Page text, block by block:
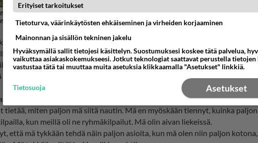
Rönkkönen ottivat mittaa toisistaan kaksintaistelussa Farmilla. Kuva: Alpertti
ison muutoksen arkipäivän rutiineihinsa Farmi Suomi -kuvauksissa.
tuli aikalailla samanlainen Henriikka, mikä mä olen nyt. Mutta se ei ollut
nikkaroinut juurikaan, eikä sahannut, eikä hoitanut niitä eläimiä. Kaikkea
ollaan täällä pihalla tehty, niin en mä ole sellaista ikinä tehnyt.
tietää, miten paljon mä siitä nautin. Mä en myöskään tiennyt, kuinka paljon
kun meillä oli ne ryhmäkilpailut. Mä olin aivan liekeissä.
että mä tykkään tehdä näin paljon asioita, kun mä olen niin paljon kotona,
Erityiset tarkoitukset
Tietoturva, väärinkäytösten ehkäiseminen ja virheiden korjaaminen
Mainonnan ja sisällön tekninen jakelu
Hyväksymällä sallit tietojesi käsittelyn. Suostumuksesi koskee tätä palvelua,
vaikuttaa asiakaskokemukseesi. Jotkut teknologiat saattavat perustella
vastustaa tätä tai muuttaa muita asetuksia klikkaamalla "Asetukset" linkkiä.
Asetukset
Tietosuoja